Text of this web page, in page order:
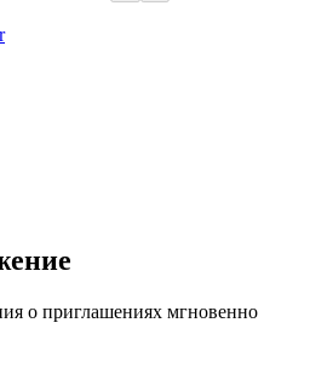
о приглашениях мгновенно